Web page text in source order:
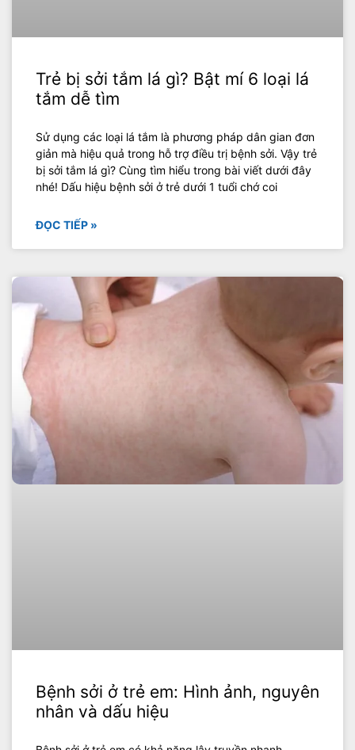
Trẻ bị sởi tắm lá gì? Bật mí 6 loại lá
tắm dễ tìm
Sử dụng các loại lá tắm là phương pháp dân gian đơn
giản mà hiệu quả trong hỗ trợ điều trị bệnh sởi. Vậy trẻ
bị sởi tắm lá gì? Cùng tìm hiểu trong bài viết dưới đây
nhé! Dấu hiệu bệnh sởi ở trẻ dưới 1 tuổi chớ coi
ĐỌC TIẾP »
Bệnh sởi ở trẻ em: Hình ảnh, nguyên
nhân và dấu hiệu